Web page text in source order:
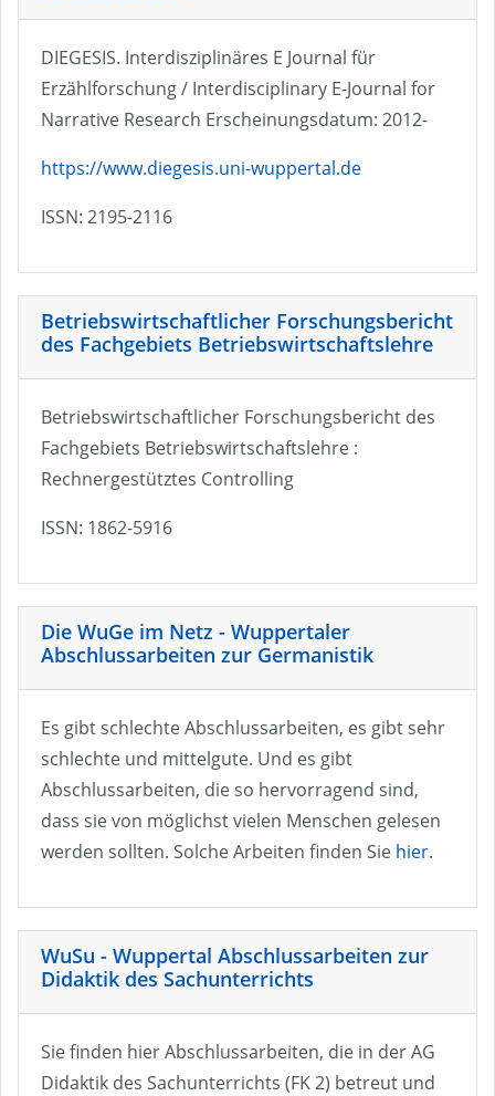
DIEGESIS. Interdisziplinäres E Journal für
Erzählforschung / Interdisciplinary E-Journal for
Narrative Research Erscheinungsdatum: 2012-
https://www.diegesis.uni-wuppertal.de
ISSN: 2195-2116
Betriebswirtschaftlicher Forschungsbericht
des Fachgebiets Betriebswirtschaftslehre
Betriebswirtschaftlicher Forschungsbericht des
Fachgebiets Betriebswirtschaftslehre :
Rechnergestütztes Controlling
ISSN: 1862-5916
Die WuGe im Netz - Wuppertaler
Abschlussarbeiten zur Germanistik
Es gibt schlechte Abschlussarbeiten, es gibt sehr
schlechte und mittelgute. Und es gibt
Abschlussarbeiten, die so hervorragend sind,
dass sie von möglichst vielen Menschen gelesen
werden sollten. Solche Arbeiten finden Sie hier.
WuSu - Wuppertal Abschlussarbeiten zur
Didaktik des Sachunterrichts
Sie finden hier Abschlussarbeiten, die in der AG
Didaktik des Sachunterrichts (FK 2) betreut und